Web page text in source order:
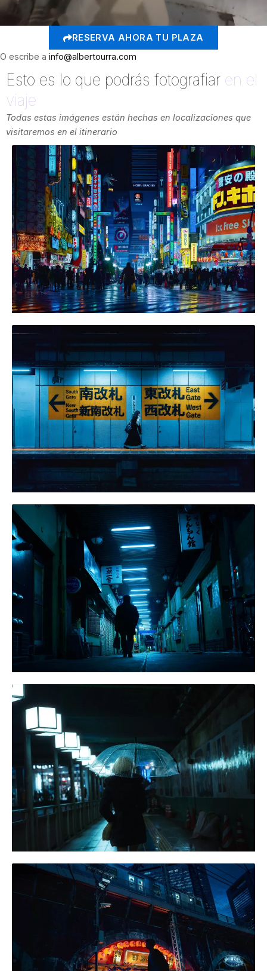
RESERVA AHORA TU PLAZA
O escribe a info@albertourra.com
Esto es lo que podrás fotografiar en el
viaje
Todas estas imágenes están hechas en localizaciones que
visitaremos en el itinerario